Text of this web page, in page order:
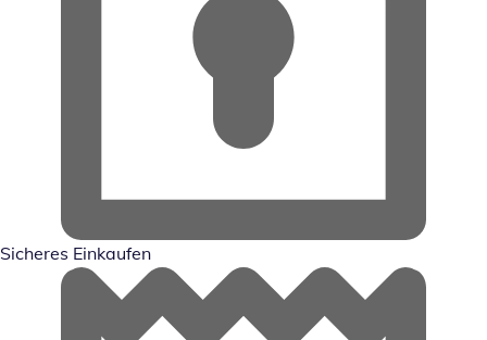
Sicheres Einkaufen